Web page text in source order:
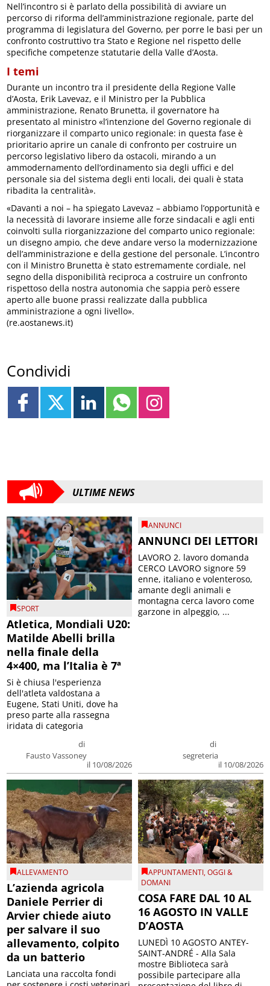
Nell’incontro si è parlato della possibilità di avviare un
percorso di riforma dell’amministrazione regionale, parte del
programma di legislatura del Governo, per porre le basi per un
confronto costruttivo tra Stato e Regione nel rispetto delle
specifiche competenze statutarie della Valle d’Aosta.
I temi
Durante un incontro tra il presidente della Regione Valle
d’Aosta, Erik Lavevaz, e il Ministro per la Pubblica
amministrazione, Renato Brunetta, il governatore ha
presentato al ministro «l’intenzione del Governo regionale di
riorganizzare il comparto unico regionale: in questa fase è
prioritario aprire un canale di confronto per costruire un
percorso legislativo libero da ostacoli, mirando a un
ammodernamento dell’ordinamento sia degli uffici e del
personale sia del sistema degli enti locali, dei quali è stata
ribadita la centralità».
«Davanti a noi – ha spiegato Lavevaz – abbiamo l’opportunità e
la necessità di lavorare insieme alle forze sindacali e agli enti
coinvolti sulla riorganizzazione del comparto unico regionale:
un disegno ampio, che deve andare verso la modernizzazione
dell’amministrazione e della gestione del personale. L’incontro
con il Ministro Brunetta è stato estremamente cordiale, nel
segno della disponibilità reciproca a costruire un confronto
rispettoso della nostra autonomia che sappia però essere
aperto alle buone prassi realizzate dalla pubblica
amministrazione a ogni livello».
(re.aostanews.it)
Condividi
ULTIME NEWS
SPORT
Atletica, Mondiali U20:
Matilde Abelli brilla
nella finale della
4×400, ma l’Italia è 7ª
di
Fausto Vassoney
il 10/08/2026
Si è chiusa l'esperienza
dell'atleta valdostana a
Eugene, Stati Uniti, dove ha
preso parte alla rassegna
iridata di categoria
ANNUNCI
ANNUNCI DEI LETTORI
di
segreteria
il 10/08/2026
LAVORO 2. lavoro domanda
CERCO LAVORO signore 59
enne, italiano e volenteroso,
amante degli animali e
montagna cerca lavoro come
garzone in alpeggio, ...
ALLEVAMENTO
L’azienda agricola
Daniele Perrier di
Arvier chiede aiuto
per salvare il suo
allevamento, colpito
da un batterio
Lanciata una raccolta fondi
APPUNTAMENTI,OGGI &
DOMANI
COSA FARE DAL 10 AL
16 AGOSTO IN VALLE
D’AOSTA
LUNEDÌ 10 AGOSTO ANTEY-
SAINT-ANDRÉ - Alla Sala
mostre Biblioteca sarà
possibile partecipare alla